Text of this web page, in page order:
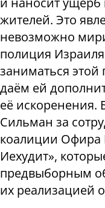
жителей. Это
невозможно
полиция
заниматься
даём ей
её искоренения.
Сильман за
коалиции Офира
Иехудит»,
предвыборным
их реализацией